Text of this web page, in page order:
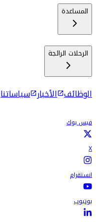
المساعدة
الرحلات الرائجة
الوظائف الأخبار سياساتنا
فيس بوك
X
انستقرام
يوتيوب